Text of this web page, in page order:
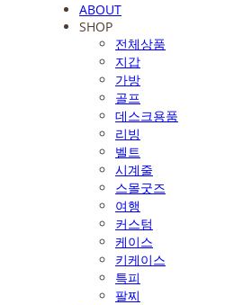
ABOUT
SHOP
전체상품
지갑
가방
골프
데스크용품
리빙
벨트
시계줄
스몰굿즈
여행
커스텀
케이스
키케이스
특피
팔찌